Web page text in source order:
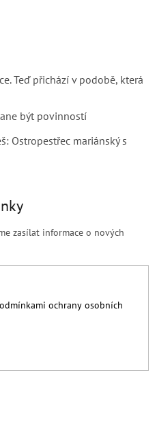
Teď přichází v podobě, která
být povinností
Ostropestřec mariánský s
zasílat informace o nových
ochrany osobních